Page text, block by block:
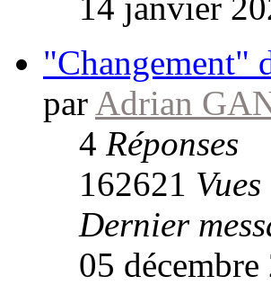
"Changement"
par Adrian
4 Réponses
162621 Vues
Dernier
05